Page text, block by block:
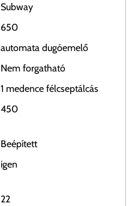
Subway
650
automata dugóemelő
Nem forgatható
1 medence félcseptálcás
450
Beépített
igen
22